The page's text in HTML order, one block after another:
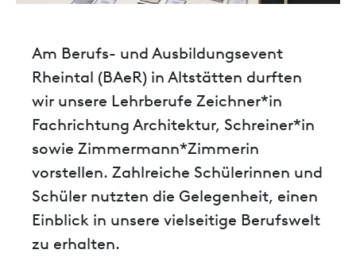
Am Berufs- und Ausbildungsevent
Rheintal (BAeR) in Altstätten durften
wir unsere Lehrberufe Zeichner*in
Fachrichtung Architektur, Schreiner*in
sowie Zimmermann*Zimmerin
vorstellen. Zahlreiche Schülerinnen und
Schüler nutzten die Gelegenheit, einen
Einblick in unsere vielseitige Berufswelt
zu erhalten.